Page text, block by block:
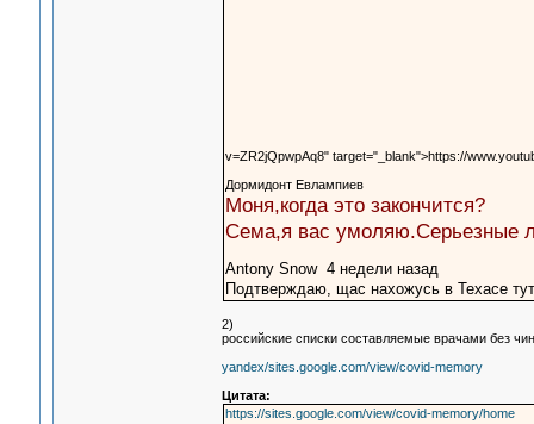
v=ZR2jQpwpAq8" target="_blank">https://
Дормидонт Евлампиев
Моня,когда это закончится?
Сема,я вас умоляю.Серьезные
Antony Snow 4 недели назад
Подтверждаю, щас нахожусь в Техасе
2)
российские списки составляемые врачами без
yandex/sites.google.com/view/covid-memory
Цитата:
https://sites.google.com/view/covid-memory/home